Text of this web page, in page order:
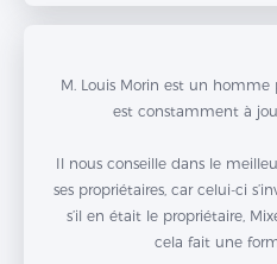
M. Louis Morin est un homme
est constamment à
Il nous conseille dans le
ses propriétaires, car celui-ci
s’il en était le propriétaire,
cela fait une